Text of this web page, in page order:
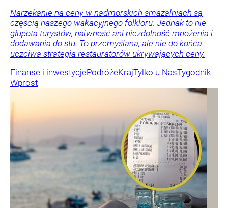
Narzekanie na ceny w nadmorskich smażalniach są
częścią naszego wakacyjnego folkloru. Jednak to nie
głupota turystów, naiwność ani niezdolność mnożenia i
dodawania do stu. To przemyślana, ale nie do końca
uczciwa strategia restauratorów ukrywających ceny.
Finanse i inwestycjePodróżeKrajTylko u NasTygodnik
Wprost